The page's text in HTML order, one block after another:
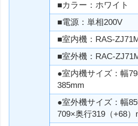
■カラー：ホワイト
■電源：単相200V
■室内機：RAS-
■室外機：RAC-
●室内機サイズ：幅
385mm
●室外機サイズ：幅
709×奥行319（+68）